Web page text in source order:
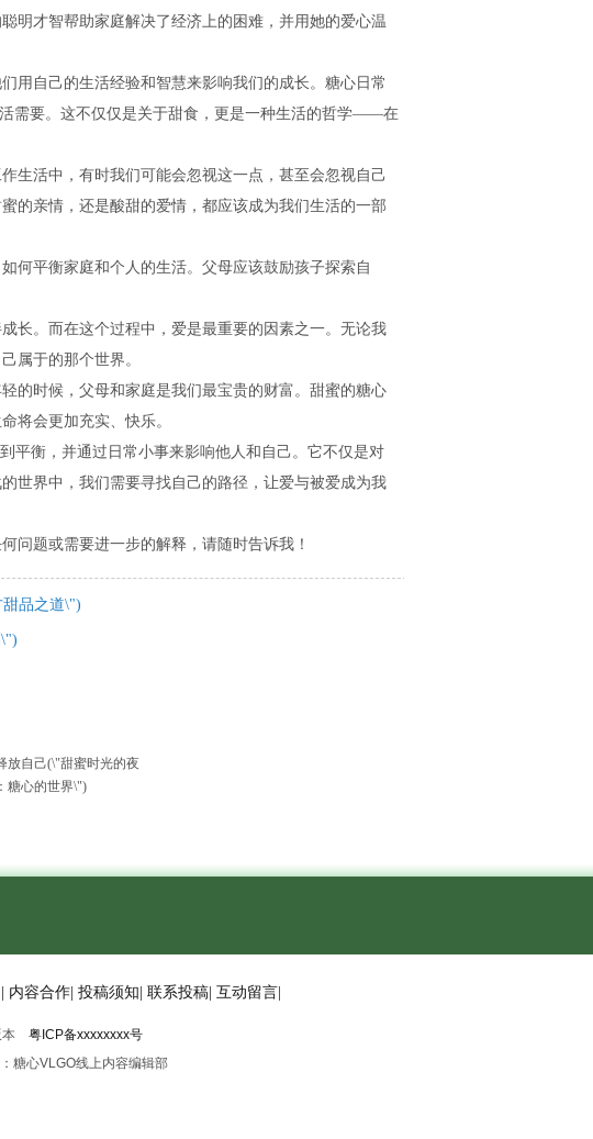
明才智帮助家庭解决了经济上的困难，并用她的爱心温
用自己的生活经验和智慧来影响我们的成长。糖心日常
需要。这不仅仅是关于甜食，更是一种生活的哲学——在
生活中，有时我们可能会忽视这一点，甚至会忽视自己
的亲情，还是酸甜的爱情，都应该成为我们生活的一部
何平衡家庭和个人的生活。父母应该鼓励孩子探索自
长。而在这个过程中，爱是最重要的因素之一。无论我
属于的那个世界。
的时候，父母和家庭是我们最宝贵的财富。甜蜜的糖心
将会更加充实、快乐。
平衡，并通过日常小事来影响他人和自己。它不仅是对
世界中，我们需要寻找自己的路径，让爱与被爱成为我
问题或需要进一步的解释，请随时告诉我！
甜品之道\")
放自己(\"甜蜜时光的夜
糖心的世界\")
内容合作| 投稿须知 联系投稿| 互动留言|
本 粤ICP备xxxxxxxx号
糖心VLGO线上内容编辑部